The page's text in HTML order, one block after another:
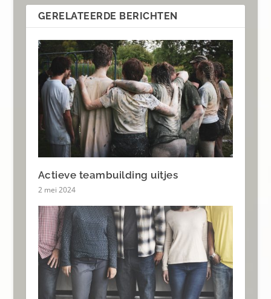
GERELATEERDE BERICHTEN
Actieve teambuilding uitjes
2 mei 2024